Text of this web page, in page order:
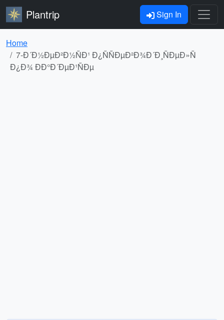
Plantrip Sign In
Home
7-Ð´Ð½ÐµÐ²Ð½ÑÐ¹ Ð¿ÑÑÐµÐ²Ð¾Ð´Ð¸ÑÐµÐ»Ñ
Ð¿Ð¾ ÐÐ°Ð´ÐµÐ¹ÑÐµ